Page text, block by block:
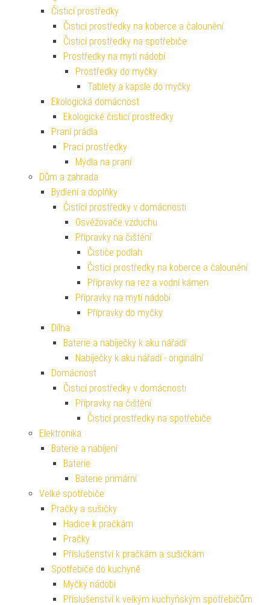
Čisticí prostředky
Čisticí prostředky na koberce a čalounění
Čisticí prostředky na spotřebiče
Prostředky na mytí nádobí
Prostředky do myčky
Tablety a kapsle do myčky
Ekologická domácnost
Ekologické čisticí prostředky
Praní prádla
Prací prostředky
Mýdla na praní
Dům a zahrada
Bydlení a doplňky
Čistící prostředky v domácnosti
Osvěžovače vzduchu
Přípravky na čištění
Čističe podlah
Čistící prostředky na koberce a čalounění
Přípravky na rez a vodní kámen
Přípravky na mytí nádobí
Přípravky do myčky
Dílna
Baterie a nabíječky k aku nářadí
Nabíječky k aku nářadí - originální
Domácnost
Čisticí prostředky v domácnosti
Přípravky na čištění
Čisticí prostředky na spotřebiče
Elektronika
Baterie a nabíjení
Baterie
Baterie primární
Velké spotřebiče
Pračky a sušičky
Hadice k pračkám
Pračky
Příslušenství k pračkám a sušičkám
Spotřebiče do kuchyně
Myčky nádobí
Příslušenství k velkým kuchyňským spotřebičům